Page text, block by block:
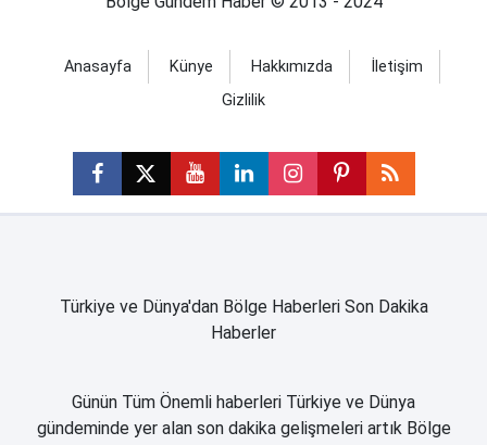
Anasayfa Künye Hakkımızda
İletişim
Gizlilik
Türkiye ve Dünya'dan Bölge Haberleri Son Dakika
Haberler
Günün Tüm Önemli haberleri Türkiye ve Dünya
gündeminde yer alan son dakika gelişmeleri artık Bölge